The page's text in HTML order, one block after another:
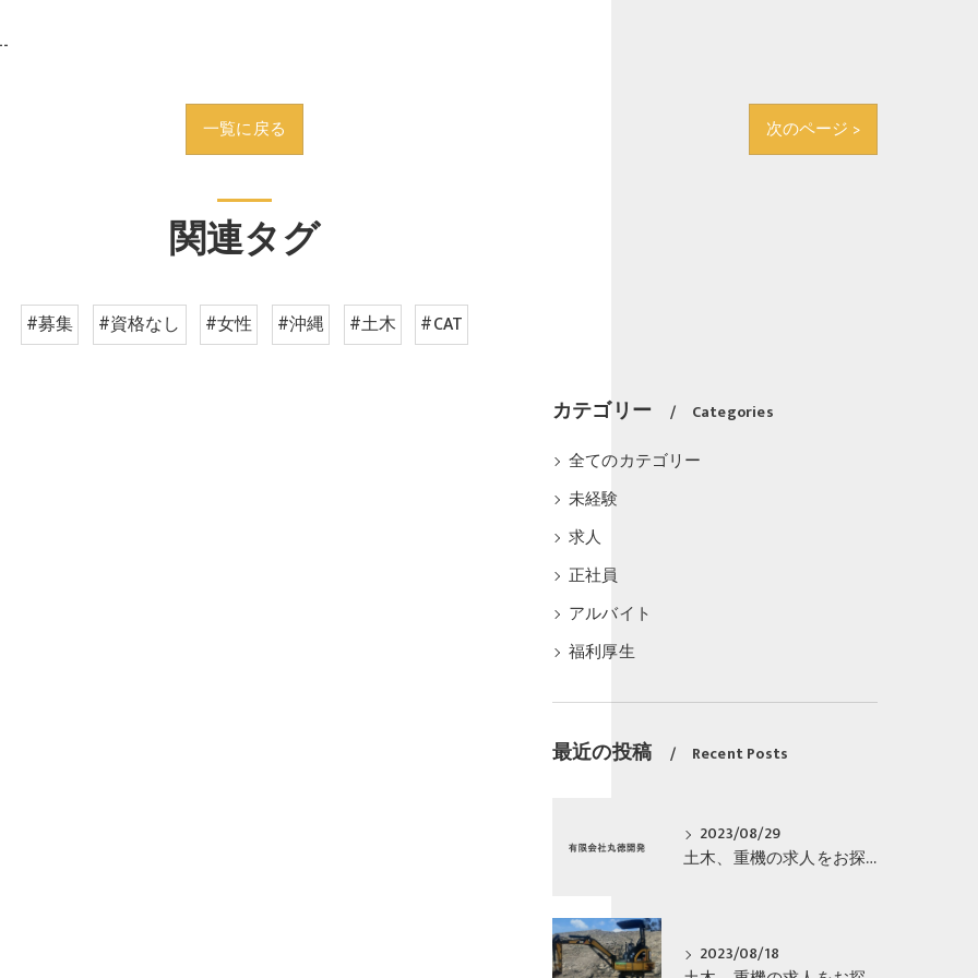
一覧に戻る 次のページ >
関連タグ
#募集 #資格なし #女性 #沖縄 #土木 #CAT
カテゴリー Categories
全てのカテゴリー
未経験
求人
正社員
アルバイト
福利厚生
最近の投稿 Recent Posts
2023/08/29
土木、重機の求人をお探しの方へ
2023/08/18